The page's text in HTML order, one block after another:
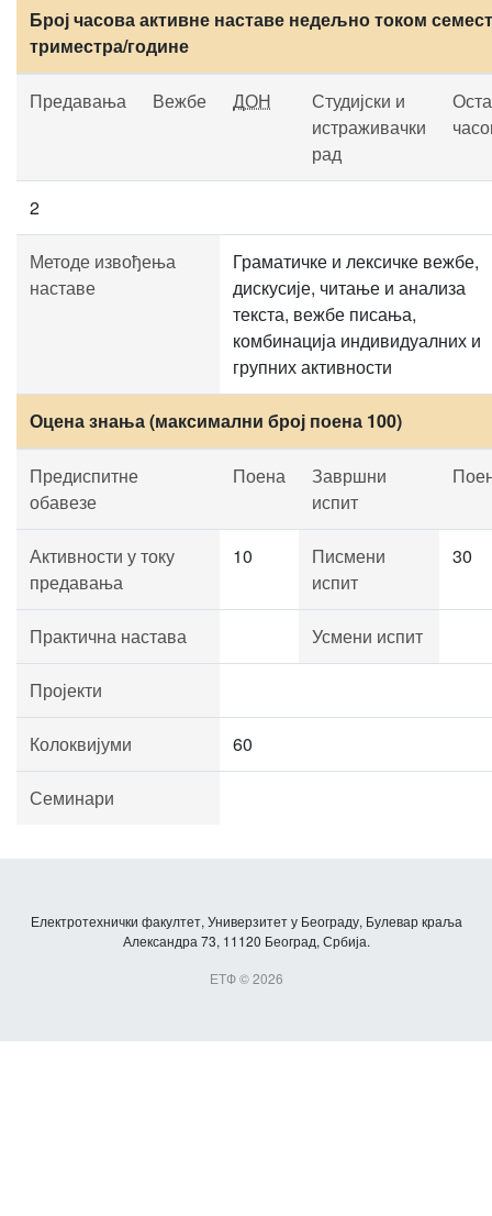
Број часова активне наставе недељно током
триместра/године
Предавања Вежбе ДОН
Студијски и
истраживачки
рад
2
Методе извођења
наставе
Граматичке и лексичке вежбе,
дискусије, читање и анализа
текста, вежбе писања,
комбинација индивидуалних и
групних активности
Оцена знања (максимални број поена 100)
Предиспитне
обавезе
Поена
Завршни
испит
Активности у току
предавања
10
Писмени
испит
30
Практична настава Усмени испит
Пројекти
Колоквијуми 60
Семинари
Електротехнички факултет, Универзитет у Београду, Булевар краља
Александра 73, 11120 Београд, Србија.
ЕТФ © 2026